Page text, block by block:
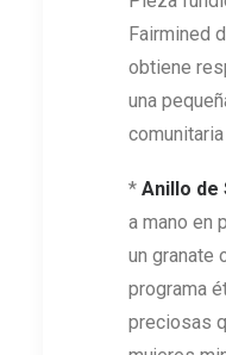
Fairmined
obtiene
una
* Anillo de
a mano en
un granate
programa
preciosas